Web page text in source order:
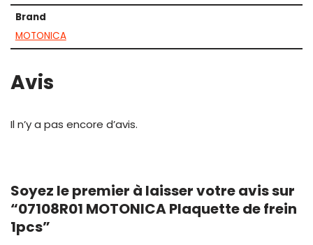
Brand
MOTONICA
Avis
Il n’y a pas encore d’avis.
Soyez le premier à laisser votre avis sur
“07108R01 MOTONICA Plaquette de frein
1pcs”